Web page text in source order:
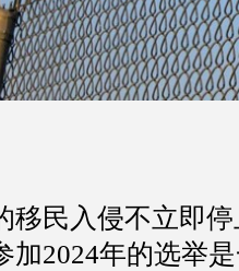
移民入侵不立即
加2024年的选举